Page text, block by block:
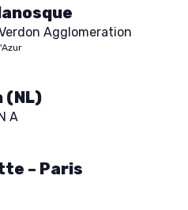
Agglomeration
(NL)
A
– Paris